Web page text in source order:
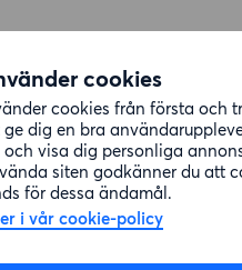
cookies
cookies från första och
dig en bra
och visa dig personliga
siten godkänner du att
för dessa ändamål.
i vår cookie-policy